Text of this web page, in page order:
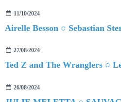
11/10/2024
Airelle Besson ○ Sebastian
27/08/2024
Ted Z and The Wranglers ○
26/08/2024